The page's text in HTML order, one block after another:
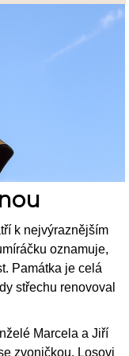
k nejvýraznějším
oznamuje,
Památka je celá
střechu renovoval
Marcela a Jiří
zvoničkou. Losovi